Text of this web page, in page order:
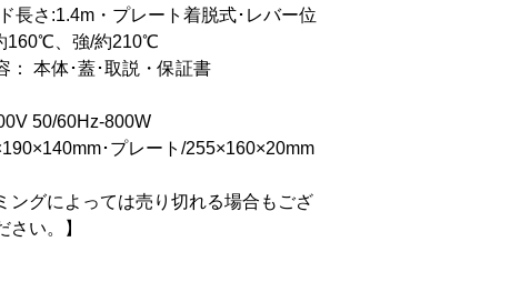
長さ:1.4m・プレート着脱式･レバー位
160℃、強/約210℃
： 本体･蓋･取説・保証書
50/60Hz-800W
･プレート/255×160×20mm
ングによっては売り切れる場合もござ
さい。】